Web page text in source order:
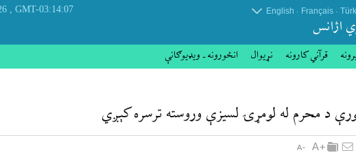
GMT-03:14:07
, Thursday 06 August 2026 .
Français
.
English
اژانس
قرآني کارونه نړيوال انځورونه ـ ویډیوګانې
د محرم له لومړۍ لسیزې وروسته ترسره کېږي